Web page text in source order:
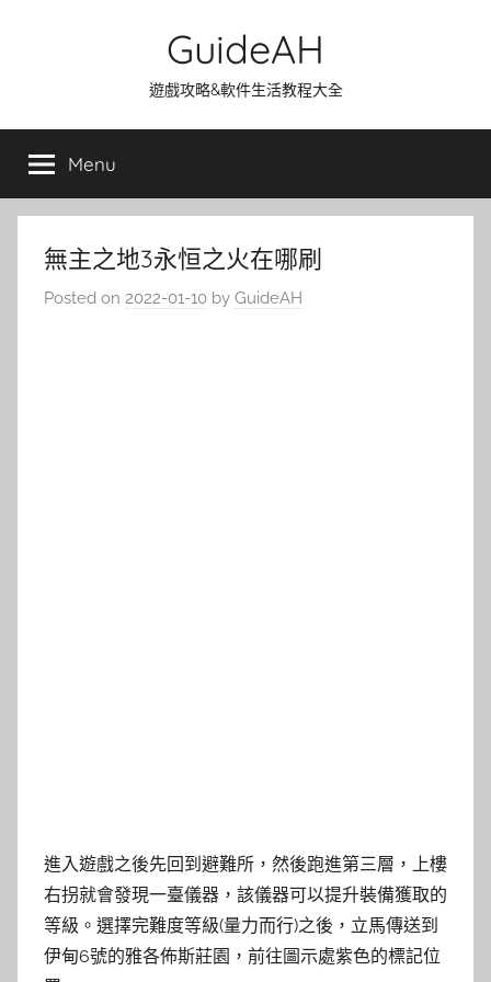
GuideAH
遊戲攻略&軟件生活教程大全
Menu
無主之地3永恒之火在哪刷
Posted on 2022-01-10 by GuideAH
進入遊戲之後先回到避難所，然後跑進第三層，上樓
右拐就會發現一臺儀器，該儀器可以提升裝備獲取的
等級。選擇完難度等級(量力而行)之後，立馬傳送到
伊甸6號的雅各佈斯莊園，前往圖示處紫色的標記位